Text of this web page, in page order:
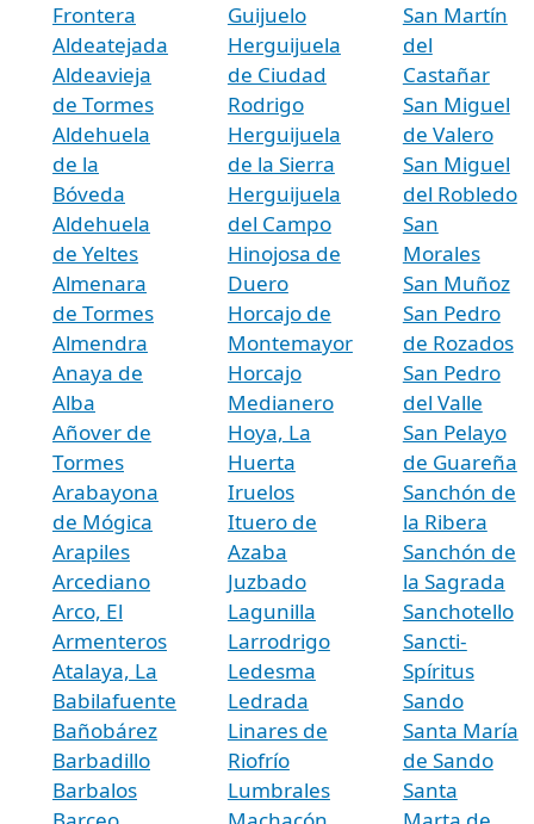
Frontera
Aldeatejada
Aldeavieja
de Tormes
Aldehuela
de la
Bóveda
Aldehuela
de Yeltes
Almenara
de Tormes
Almendra
Anaya de
Alba
Añover de
Tormes
Arabayona
de Mógica
Arapiles
Arcediano
Arco, El
Armenteros
Atalaya, La
Babilafuente
Bañobárez
Barbadillo
Barbalos
Guijuelo
Herguijuela
de Ciudad
Rodrigo
Herguijuela
de la Sierra
Herguijuela
del Campo
Hinojosa de
Duero
Horcajo de
Montemayor
Horcajo
Medianero
Hoya, La
Huerta
Iruelos
Ituero de
Azaba
Juzbado
Lagunilla
Larrodrigo
Ledesma
Ledrada
Linares de
Riofrío
Lumbrales
San Martín
del
Castañar
San Miguel
de Valero
San Miguel
del Robledo
San
Morales
San Muñoz
San Pedro
de Rozados
San Pedro
del Valle
San Pelayo
de Guareña
Sanchón de
la Ribera
Sanchón de
la Sagrada
Sanchotello
Sancti-
Spíritus
Sando
Santa María
de Sando
Santa